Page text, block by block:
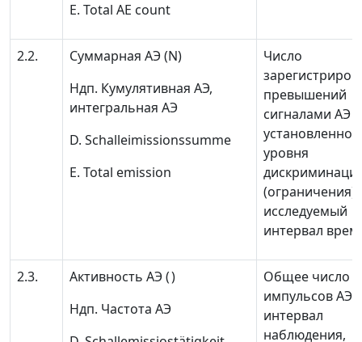
E. Total AE count
2.2. Суммарная АЭ(N)
Ндп. Кумулятивная АЭ,
интегральная АЭ
D. Schalleimissionssumme
Е. Total emission
Число
превышений
сигналами АЭ
уровня
(ограничения)
исследуемый
интервал
2.3. Активность АЭ()
Ндп. Частота АЭ
Общее число
импульсов АЭ
интервал
наблюдения,